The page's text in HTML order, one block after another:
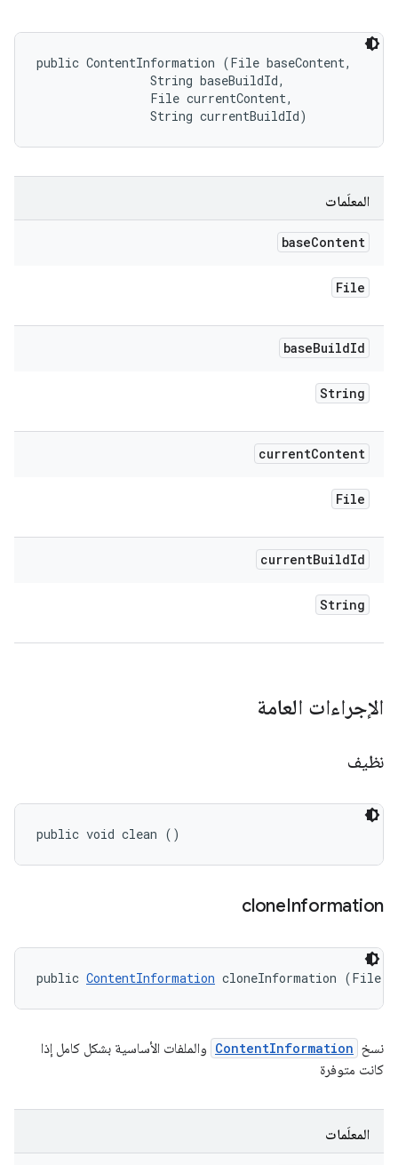
public ContentInformation (File baseContent,
                String baseBuildId,
                File currentContent,
                String currentBuildId)
المعلَمات
baseContent
File
baseBuildId
String
currentContent
File
currentBuildId
String
الإجراءات العامة
نظيف
public void clean ()
cloneInformation
public ContentInformation cloneInformation (File
نسخ ContentInformation والملفات الأساسية بشكل كامل إذا
كانت متوفرة
المعلَمات